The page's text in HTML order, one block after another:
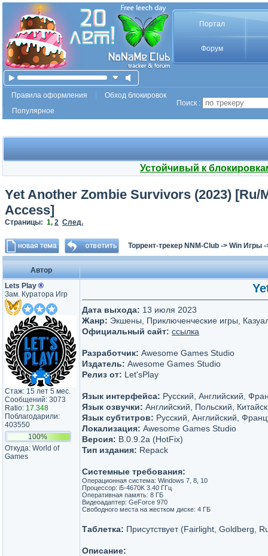
Портал
Форум
Правила оформления
Обход блокировок
Популярное
Поиск :
Устойчивый к
Yet Another Zombie Survivors (2023)
Access]
Страницы: 1, 2 След.
Торрент-трекер NNM-Club -> Win Игры
Автор
Lets Play ®
Зам. Куратора Игр
Стаж: 15 лет 5 мес.
Сообщений: 3073
Ratio: 17.348
Поблагодарили:
403550
100%
Откуда: World of
Games
Дата выхода: 13 июля 2023
Жанр: Экшены, Приключенческие игры,
Официальный сайт: ссылка
Разработчик: Awesome Games Studio
Издатель: Awesome Games Studio
Релиз от: Let'sРlay
Язык интерфейса: Русский, Английский,
Язык озвучки: Английский, Польский,
Язык субтитров: Русский, Английский,
Локализация: Awesome Games Studio
Версия: B.0.9.2a (HotFix)
Тип издания: Repack
Системные требования:
Операционная система: Windows 7, 8, 10
Процессор: i5-4670K 3.40 ГГц
Оперативная память: 8 ГБ
Видеоадаптер: GeForce 970
Свободного места на жестком диске: 4 ГБ
Таблетка: Присутствует (Fairlight, Goldberg,
Описание: